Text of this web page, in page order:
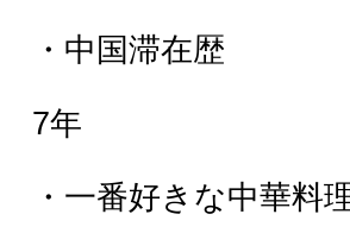
・中国滞在歴
7年
・一番好きな中華料